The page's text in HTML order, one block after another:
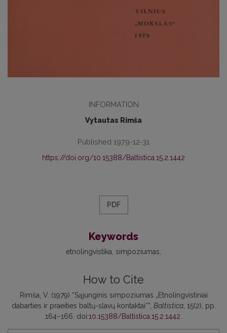
INFORMATION
Vytautas Rimša
Published 1979-12-31
https://doi.org/10.15388/Baltistica.15.2.1442
PDF
Keywords
etnolingvistika simpoziumas
How to Cite
Rimša, V. (1979) “Sąjunginis simpoziumas „Etnolingvistiniai
dabarties ir praeities baltų-slavų kontaktai“”, Baltistica, 15(2), pp.
164–166. doi:10.15388/Baltistica.15.2.1442